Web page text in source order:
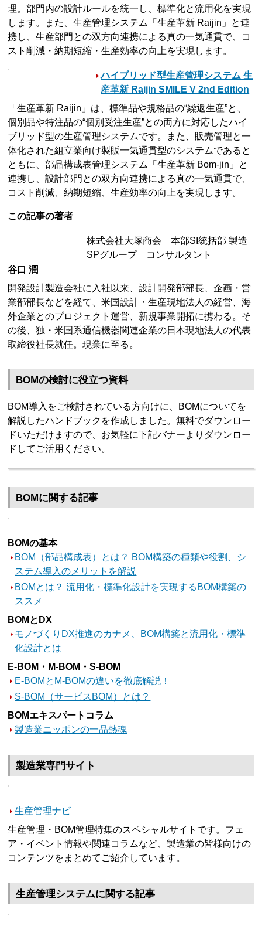
理。部門内の設計ルールを統一し、標準化と流用化を実現
します。また、生産管理システム「生産革新 Raijin」と連
携し、生産部門との双方向連携による真の一気通貫で、コ
スト削減・納期短縮・生産効率の向上を実現します。
ハイブリッド型生産管理システム 生
産革新 Raijin SMILE V 2nd Edition
「生産革新 Raijin」は、標準品や規格品の“繰返生産”と、
個別品や特注品の“個別受注生産”との両方に対応したハイ
ブリッド型の生産管理システムです。また、販売管理と一
体化された組立業向け製販一気通貫型のシステムであると
ともに、部品構成表管理システム「生産革新 Bom-jin」と
連携し、設計部門との双方向連携による真の一気通貫で、
コスト削減、納期短縮、生産効率の向上を実現します。
この記事の著者
株式会社大塚商会 本部SI統括部 製造
SPグループ コンサルタント
谷口 潤
開発設計製造会社に入社以来、設計開発部部長、企画・営
業部部長などを経て、米国設計・生産現地法人の経営、海
外企業とのプロジェクト運営、新規事業開拓に携わる。そ
の後、独・米国系通信機器関連企業の日本現地法人の代表
取締役社長就任。現業に至る。
BOMの検討に役立つ資料
BOM導入をご検討されている方向けに、BOMについてを
解説したハンドブックを作成しました。無料でダウンロー
ドいただけますので、お気軽に下記バナーよりダウンロー
ドしてご活用ください。
BOMに関する記事
BOMの基本
BOM（部品構成表）とは？ BOM構築の種類や役割、シ
ステム導入のメリットを解説
BOMとは？ 流用化・標準化設計を実現するBOM構築の
ススメ
BOMとDX
モノづくりDX推進のカナメ、BOM構築と流用化・標準
化設計とは
E-BOM・M-BOM・S-BOM
E-BOMとM-BOMの違いを徹底解説！
S-BOM（サービスBOM）とは？
BOMエキスパートコラム
製造業ニッポンの一品熱魂
製造業専門サイト
生産管理ナビ
生産管理・BOM管理特集のスペシャルサイトです。フェ
ア・イベント情報や関連コラムなど、製造業の皆様向けの
コンテンツをまとめてご紹介しています。
生産管理システムに関する記事